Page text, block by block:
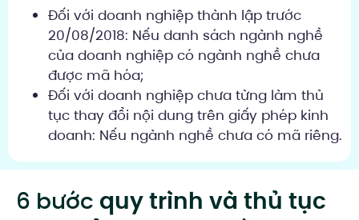
Đối với doanh nghiệp thành lập trước
20/08/2018: Nếu danh sách ngành nghề
của doanh nghiệp có ngành nghề chưa
được mã hóa;
Đối với doanh nghiệp chưa từng làm thủ
tục thay đổi nội dung trên giấy phép kinh
doanh: Nếu ngành nghề chưa có mã riêng.
6 bước quy trình và thủ tục